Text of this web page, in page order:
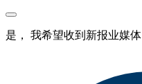
是， 我希望收到新报业媒体